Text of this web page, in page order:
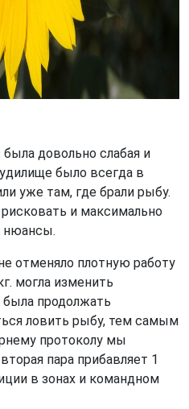
довольно слабая и
было всегда в
уже там, где брали рыбу.
и максимально
нюансы.
отменяло плотную работу
могла изменить
была продолжать
ловить рыбу, тем самым
протоколу мы
пара прибавляет 1
в зонах и командном